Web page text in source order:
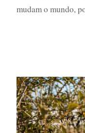
mudam o mundo,